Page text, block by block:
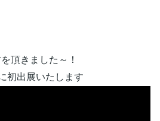
頂きました～！
初出展いたします